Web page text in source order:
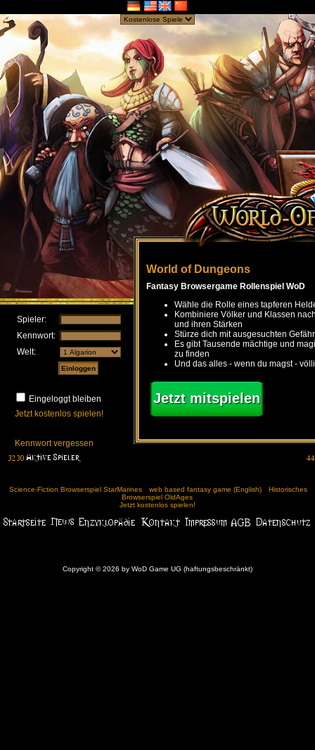
Spieler:
Kennwort:
Welt:
Eingeloggt bleiben
Jetzt kostenlos spielen!
Kennwort vergessen
World of Dungeons
Fantasy Browsergame Rollenspiel WoD
Wähle die Rolle eines tapferen
Kombiniere Völker und Klassen
und ihren Stärken
Stürze dich mit ausgesuchten
Es gibt Tausende mächtige und
zu finden
Und das alles - wenn du magst -
Jetzt mitspielen
Science-Fiction Browserspiel StarMarines web based fantasy game (English)
Historisches
Browserspiel OldAges
Jetzt kostenlos spielen!
Copyright © 2026 by WoD Game UG (haftungsbeschränkt)